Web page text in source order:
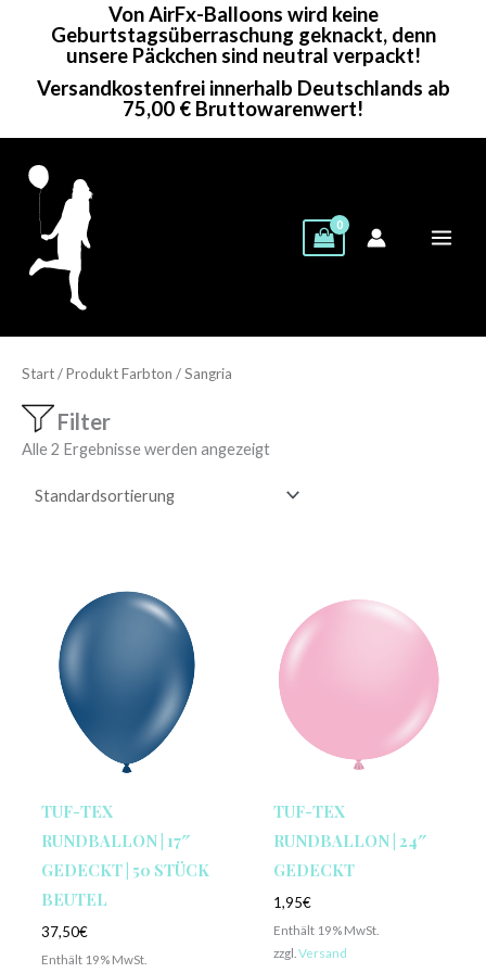
Von AirFx-Balloons wird keine
Geburtstagsüberraschung geknackt, denn
unsere Päckchen sind neutral verpackt!
Versandkostenfrei innerhalb Deutschlands ab
75,00 € Bruttowarenwert!
Start/ Produkt Farbton / Sangria
Filter
Alle 2 Ergebnisse werden angezeigt
TUF-TEX
RUNDBALLON | 17″
GEDECKT | 50 STÜCK
BEUTEL
37,50€
Enthält 19% MwSt.
TUF-TEX
RUNDBALLON | 24″
GEDECKT
1,95€
Enthält 19% MwSt.
zzgl. Versand